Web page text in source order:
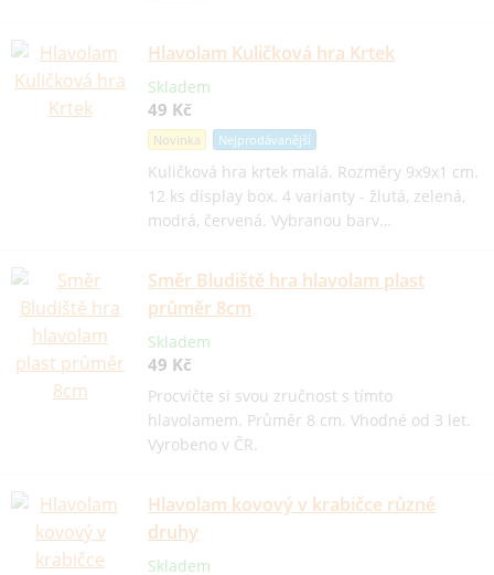
Hlavolam Kuličková hra Krtek
Skladem
49 Kč
Novinka Nejprodávanější
Kuličková hra krtek malá. Rozměry 9x9x1 cm.
12 ks display box. 4 varianty - žlutá, zelená,
modrá, červená. Vybranou barv…
Směr Bludiště hra hlavolam plast
průměr 8cm
Skladem
49 Kč
Procvičte si svou zručnost s tímto
hlavolamem. Průměr 8 cm. Vhodné od 3 let.
Vyrobeno v ČR.
Hlavolam kovový v krabičce různé
druhy
Skladem